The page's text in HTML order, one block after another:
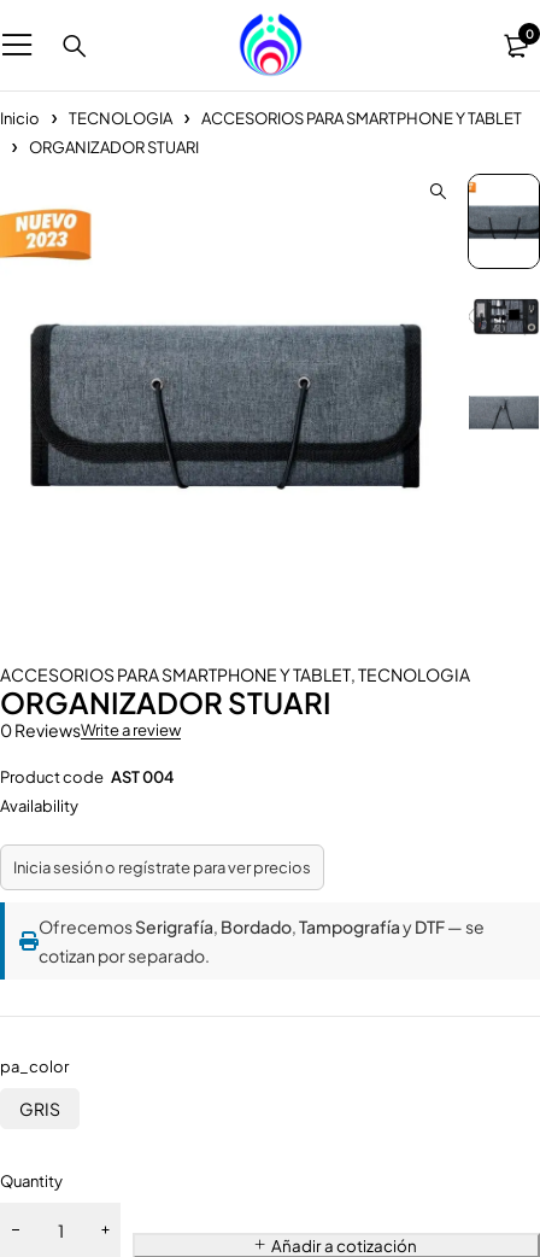
0
Inicio TECNOLOGIA
ACCESORIOS PARA SMARTPHONE Y TABLET
ORGANIZADOR STUARI
ACCESORIOS PARA SMARTPHONE Y TABLET,TECNOLOGIA
ORGANIZADOR STUARI
0 ReviewsWrite a review
Product code AST 004
Availability
Inicia sesión o regístrate para ver precios
OfrecemosSerigrafía, Bordado,TampografíayDTF— se
cotizan por separado.
pa_color
GRIS
Quantity
Añadir a cotización